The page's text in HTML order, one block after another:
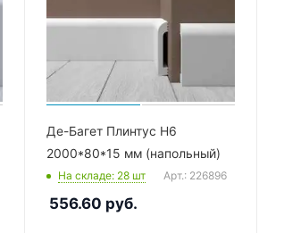
Де-Багет Плинтус Н6
2000*80*15 мм (напольный)
На складе: 28 шт Арт.: 226896
556.60 руб.